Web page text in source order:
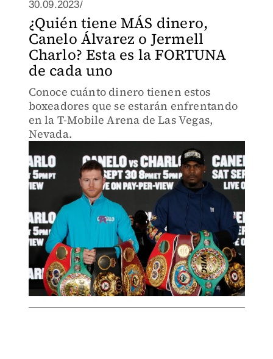
30.09.2023/
¿Quién tiene MÁS dinero,
Canelo Álvarez o Jermell
Charlo? Esta es la FORTUNA
de cada uno
Conoce cuánto dinero tienen estos
boxeadores que se estarán enfrentando
en la T-Mobile Arena de Las Vegas,
Nevada.